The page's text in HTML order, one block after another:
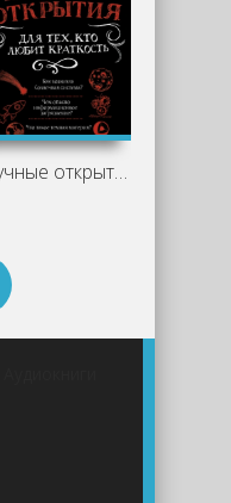
Научные открытия для тех, кто любит